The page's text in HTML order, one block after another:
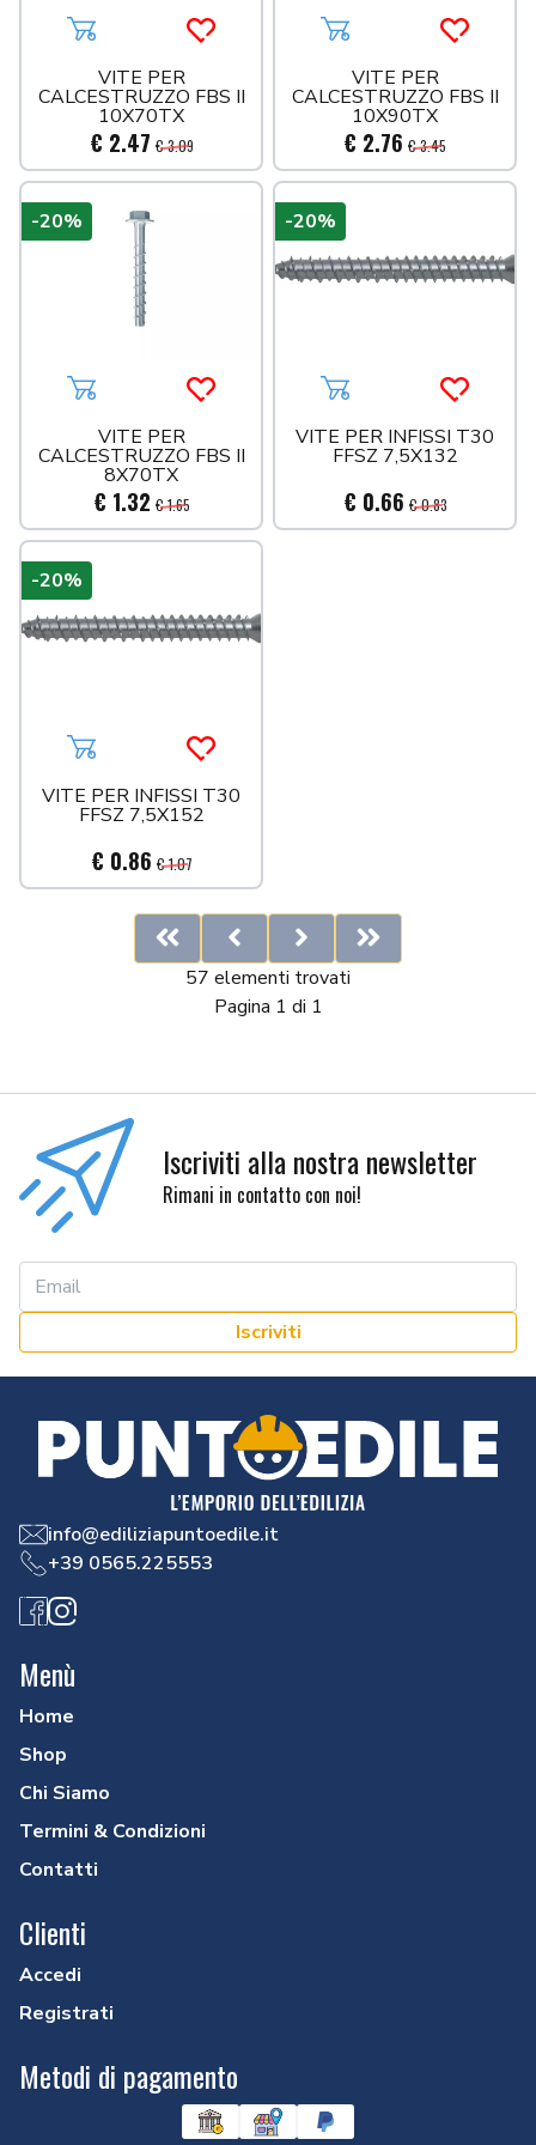
Aggiungi al carrelloAcquista più tardi
VITE PER
CALCESTRUZZO FBS II
10X70TX
€ 2.47 € 3.09
Aggiungi al carrello
VITE PER
CALCESTRUZZO FBS II
10X90TX
€ 2.76 € 3.45
Aggiungi al carrelloAcquista più tardi
VITE PER
CALCESTRUZZO FBS II
8X70TX
€ 1.32 € 1.65
-20%
Aggiungi al carrello
VITE PER INFISSI T30
FFSZ 7,5X132
€ 0.66 € 0.83
-20%
Aggiungi al carrelloAcquista più tardi
VITE PER INFISSI T30
FFSZ 7,5X152
€ 0.86 € 1.07
-20%
FirstPrevious
57 elementi trovati
Pagina 1 di 1
NextLast
Iscriviti alla nostra newsletter
Rimani in contatto con noi!
Iscriviti
info@ediliziapuntoedile.it
+39 0565.225553
Facebook
Instagram
Menù
Home
Shop
Chi Siamo
Termini & Condizioni
Contatti
Clienti
Accedi
Registrati
Metodi di pagamento